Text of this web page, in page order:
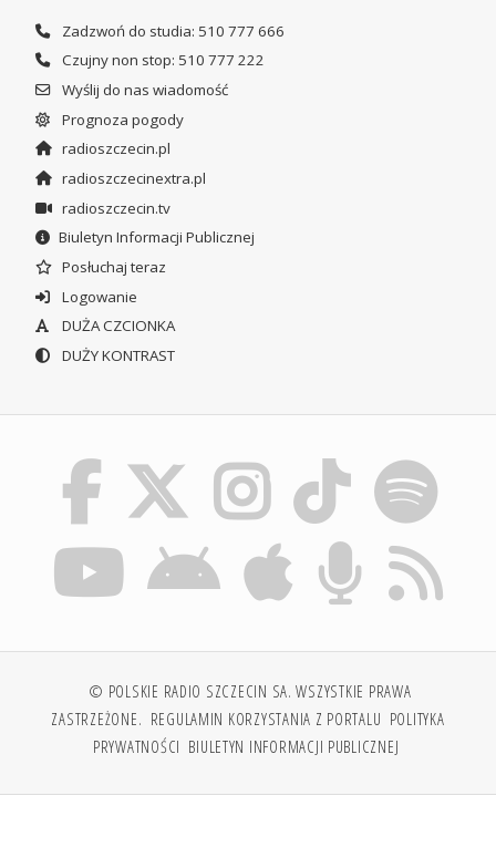
Zadzwoń do studia: 510 777 666
Czujny non stop: 510 777 222
Wyślij do nas wiadomość
Prognoza pogody
radioszczecin.pl
radioszczecinextra.pl
radioszczecin.tv
Biuletyn Informacji Publicznej
Posłuchaj teraz
Logowanie
DUŻA CZCIONKA
DUŻY KONTRAST
© POLSKIE RADIO SZCZECIN SA. WSZYSTKIE PRAWA
ZASTRZEŻONE. REGULAMIN KORZYSTANIA Z PORTALU POLITYKA
PRYWATNOŚCI BIULETYN INFORMACJI PUBLICZNEJ